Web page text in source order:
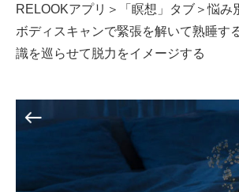
RELOOKアプリ＞「瞑想」タブ＞悩み
ボディスキャンで緊張を解いて熟睡す
識を巡らせて脱力をイメージする